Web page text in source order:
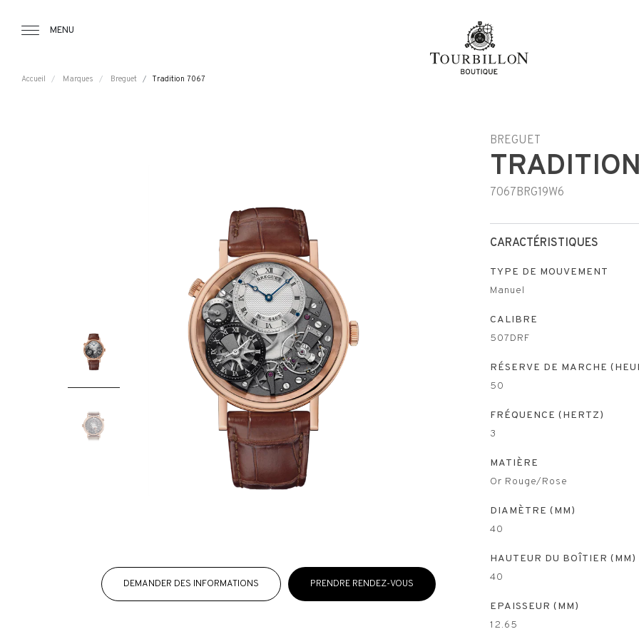
MENU
Accueil Marques Breguet Tradition 7067
DEMANDER DES INFORMATIONS PRENDRE RENDEZ-VOUS
BREGUET
7067BRG19W6
CARACTÉRISTIQUES
TYPE DE MOUVEMENT
Manuel
CALIBRE
507DRF
RÉSERVE DE MARCHE
50
FRÉQUENCE (HERTZ)
3
MATIÈRE
Or Rouge/Rose
DIAMÈTRE (MM)
40
HAUTEUR DU BOÎTIER (MM)
40
EPAISSEUR (MM)
12.65